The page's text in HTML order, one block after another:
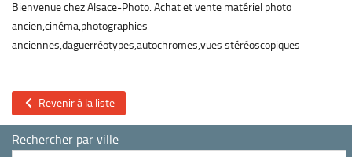
Bienvenue chez Alsace-Photo. Achat et vente matériel photo
ancien,cinéma,photographies
anciennes,daguerréotypes,autochromes,vues stéréoscopiques
Revenir à la liste
Rechercher par ville